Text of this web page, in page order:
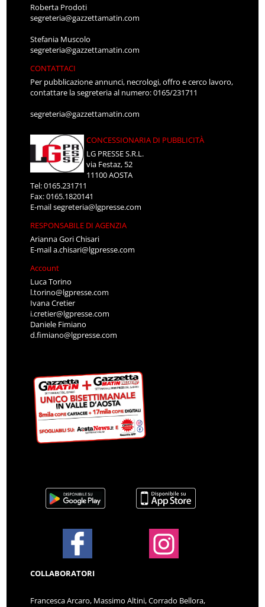
Roberta Prodoti
segreteria@gazzettamatin.com
Stefania Muscolo
segreteria@gazzettamatin.com
CONTATTACI
Per pubblicazione annunci, necrologi, offro e cerco lavoro,
contattare la segreteria al numero: 0165/231711
segreteria@gazzettamatin.com
CONCESSIONARIA DI PUBBLICITÀ
LG PRESSE S.R.L.
via Festaz, 52
11100 AOSTA
Tel: 0165.231711
Fax: 0165.1820141
E-mailsegreteria@lgpresse.com
RESPONSABILE DI AGENZIA
Arianna Gori Chisari
E-maila.chisari@lgpresse.com
Account
Luca Torino
l.torino@lgpresse.com
Ivana Cretier
i.cretier@lgpresse.com
Daniele Fimiano
d.fimiano@lgpresse.com
COLLABORATORI
Francesca Arcaro, Massimo Altini, Corrado Bellora,